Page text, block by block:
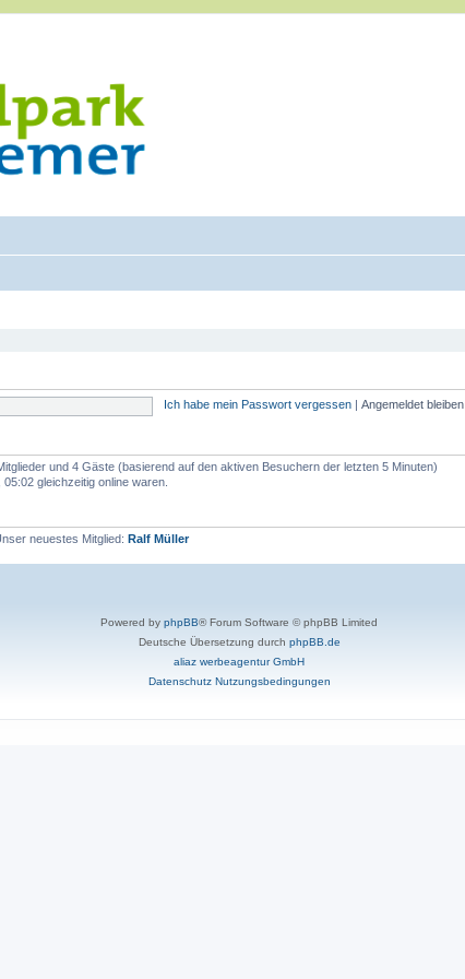
Ich habe mein Passwort vergessen Angemeldet bleiben
und 4 Gäste (basierend auf den aktiven Besuchern der letzten 5 Minuten)
gleichzeitig online waren.
neuestes Mitglied: Ralf Müller
Powered by phpBB® Forum Software © phpBB Limited
Deutsche Übersetzung durch phpBB.de
aliaz werbeagentur GmbH
Datenschutz Nutzungsbedingungen